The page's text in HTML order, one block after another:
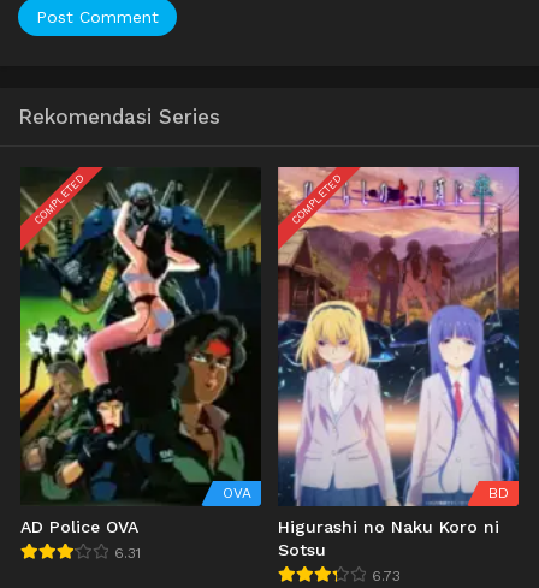
Rekomendasi Series
COMPLETED
OVA
AD Police OVA
6.31
COMPLETED
BD
Higurashi no Naku Koro ni
Sotsu
6.73